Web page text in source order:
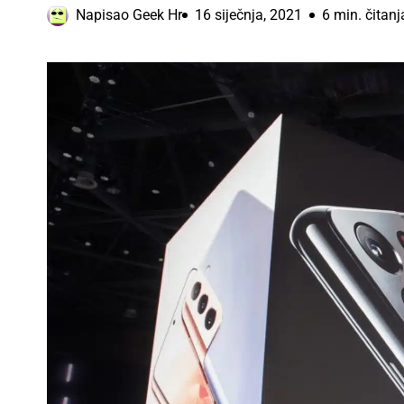
Napisao Geek Hr 16 siječnja, 2021 6 min.